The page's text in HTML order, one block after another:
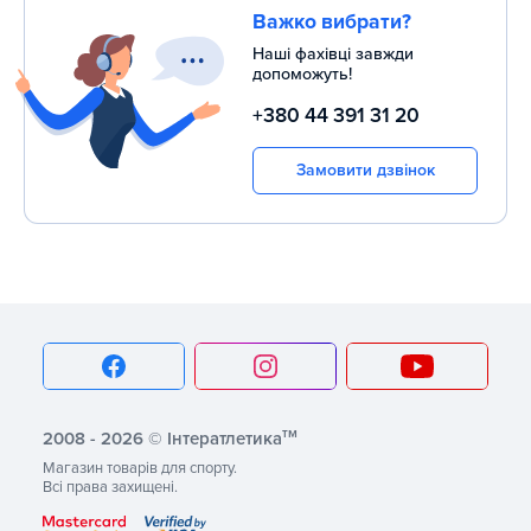
Важко вибрати?
Наші фахівці завжди
допоможуть!
+380 44 391 31 20
Замовити дзвінок
2008 - 2026 © Інтератлетикатм
Магазин товарів для спорту.
Всі права захищені.